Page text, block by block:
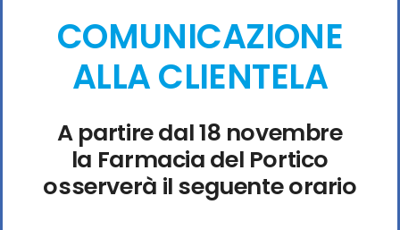
CONTATTI
COMUNICAZIONE
ALLA CLIENTELA
A partire dal 18 novembre
la Farmacia del Portico
osserverà il seguente orario